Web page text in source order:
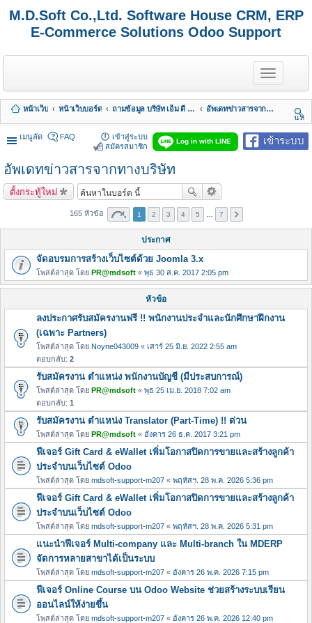
M.D.Soft Co.,Ltd. Software House CRM, ERP
E-Commerce Solutions Odoo Support
T
o
g
l
e
n
a
n
หน้าเว็บ หน้าเว็บบอร์ด ถามข้อมูล บริษัท เอ็ม ดี ซอฟต์ จำกัด
อัพเดทข่าวสารจากทางบริษัท
นห
า
เมนูลัด
เข้าระบบ
Log in with LINE
FAQ
เข้าสู่ระบบ
สมัครสมาชิก
อัพเดทข่าวสารจากทางบริษัท
ตั้งกระทู้ใหม่
165 หัวข้อ 1 2 3 4 5 7
ประกาศ
จัดอบรมการสร้างเว็บไซต์ด้วย Joomla 3.x
โพสต์ล่าสุด โดย PR@mdsoft « พุธ 30 ส.ค. 2017 2:05 pm
หัวข้อ
ลงประกาศรับสมัครงานฟรี !! พนักงานประจำและนักศึกษาฝึกงาน
(เฉพาะ Partners)
โพสต์ล่าสุด โดย Noyne043009 « เสาร์ 25 มิ.ย. 2022 2:55 am
ตอบกลับ: 2
รับสมัครงาน ตำแหน่ง พนักงานบัญชี (มีประสบการณ์)
โพสต์ล่าสุด โดย PR@mdsoft « พุธ 25 เม.ย. 2018 7:02 am
ตอบกลับ: 1
รับสมัครงาน ตำแหน่ง Translator (Part-Time) !! ด่วน
โพสต์ล่าสุด โดย PR@mdsoft « อังคาร 26 ธ.ค. 2017 3:21 pm
ฟีเจอร์ Gift Card & eWallet เพิ่มโอกาสปิดการขายและสร้างลูกค้า
ประจำบนเว็บไซต์ Odoo
โพสต์ล่าสุด โดย mdsoft-support-m207 « พฤหัสฯ. 28 พ.ค. 2026 5:36 pm
ฟีเจอร์ Gift Card & eWallet เพิ่มโอกาสปิดการขายและสร้างลูกค้า
ประจำบนเว็บไซต์ Odoo
โพสต์ล่าสุด โดย mdsoft-support-m207 « พฤหัสฯ. 28 พ.ค. 2026 5:31 pm
แนะนำฟีเจอร์ Multi-company และ Multi-branch ใน MDERP
จัดการหลายสาขาได้เป็นระบบ
โพสต์ล่าสุด โดย mdsoft-support-m207 « อังคาร 26 พ.ค. 2026 7:15 pm
ฟีเจอร์ Online Course บน Odoo Website ช่วยสร้างระบบเรียน
ออนไลน์ให้ง่ายขึ้น
โพสต์ล่าสุด โดย mdsoft-support-m207 « อังคาร 26 พ.ค. 2026 12:40 pm